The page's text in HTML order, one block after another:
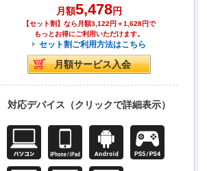
月額5,478円
【セット割】なら月額3,122円＋1,628円で
もっとお得にご利用いただけます。
セット割ご利用方法はこちら
対応デバイス（クリックで詳細表示）